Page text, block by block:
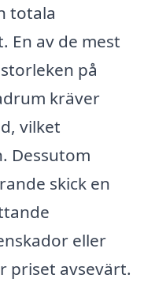
totala
En av de mest
på
kräver
vilket
Dessutom
skick en
eller
priset avsevärt.